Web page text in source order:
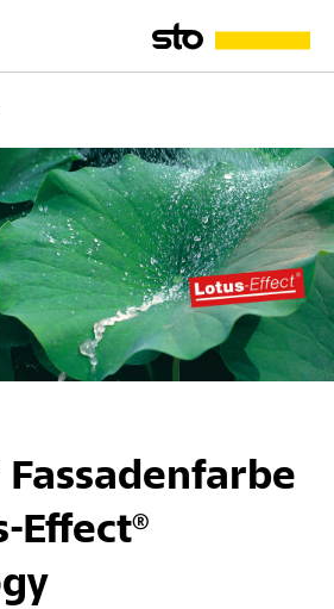
Fassadenfarbe
Effect®